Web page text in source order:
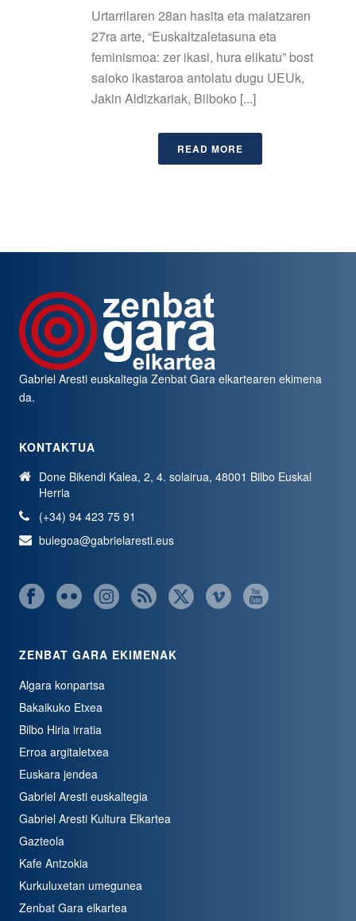
Urtarrilaren 28an hasita eta maiatzaren
27ra arte, “Euskaltzaletasuna eta
feminismoa: zer ikasi, hura elikatu” bost
saioko ikastaroa antolatu dugu UEUk,
Jakin Aldizkariak, Bilboko [...]
READ MORE
Gabriel Aresti euskaltegiaZenbat Gara elkartearen ekimena
da.
KONTAKTUA
Done Bikendi Kalea, 2, 4. solairua, 48001 Bilbo Euskal
Herria
(+34) 94 423 75 91
bulegoa@gabrielaresti.eus
ZENBAT GARA EKIMENAK
Algara konpartsa
Bakaikuko Etxea
Bilbo Hiria irratia
Erroa argitaletxea
Euskara jendea
Gabriel Aresti euskaltegia
Gabriel Aresti Kultura Elkartea
Gazteola
Kafe Antzokia
Kurkuluxetan umegunea
Zenbat Gara elkartea